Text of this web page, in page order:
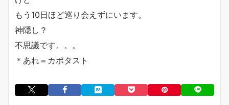
もう10日ほど巡り会えずにいます。
神隠し？
不思議です。。。
＊あれ＝カポタスト